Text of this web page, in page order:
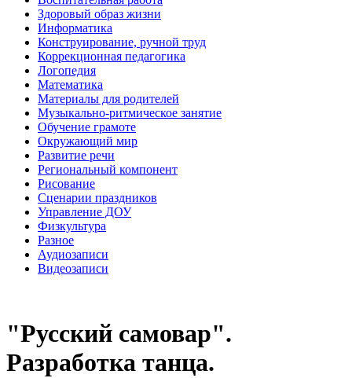
Здоровый образ жизни
Информатика
Конструирование, ручной труд
Коррекционная педагогика
Логопедия
Математика
Материалы для родителей
Музыкально-ритмическое занятие
Обучение грамоте
Окружающий мир
Развитие речи
Региональный компонент
Рисование
Сценарии праздников
Управление ДОУ
Физкультура
Разное
Аудиозаписи
Видеозаписи
"Русский самовар".
Разработка танца.